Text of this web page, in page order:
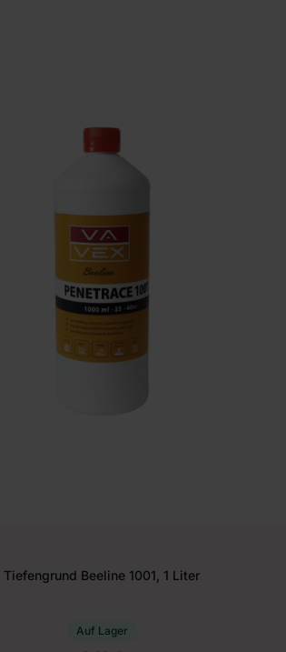
Tiefengrund Beeline 1001, 1 Liter
Auf Lager